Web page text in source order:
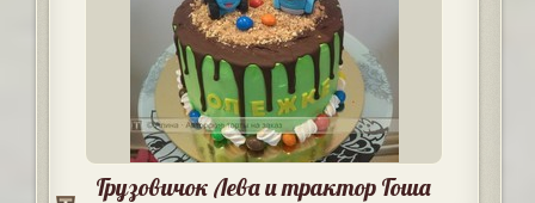
Грузовичок Лева и трактор Гоша